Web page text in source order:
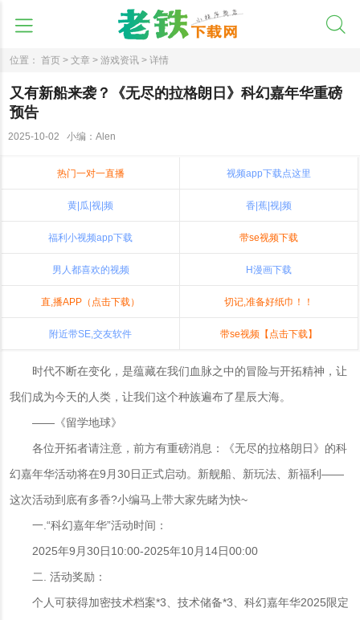
位置： 首页 > 文章 > 游戏资讯 > 详情
又有新船来袭？《无尽的拉格朗日》科幻嘉年华重磅
预告
2025-10-02 小编：Alen
热门一对一直播 视频app下载点这里
黄|瓜|视|频 香|蕉|视|频
福利小视频app下载 带se视频下载
男人都喜欢的视频 H漫画下载
直,播APP（点击下载） 切记,准备好纸巾！！
附近带SE,交友软件 带se视频【点击下载】
时代不断在变化，是蕴藏在我们血脉之中的冒险与开拓精神，让
我们成为今天的人类，让我们这个种族遍布了星辰大海。
——《留学地球》
各位开拓者请注意，前方有重磅消息：《无尽的拉格朗日》的科
幻嘉年华活动将在9月30日正式启动。新舰船、新玩法、新福利——
这次活动到底有多香?小编马上带大家先睹为快~
一.“科幻嘉年华”活动时间：
2025年9月30日10:00-2025年10月14日00:00
二. 活动奖励：
个人可获得加密技术档案*3、技术储备*3、科幻嘉年华2025限定